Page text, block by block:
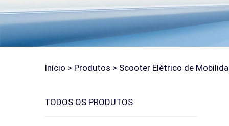
Início > Produtos > Scooter Elétrico de
TODOS OS PRODUTOS